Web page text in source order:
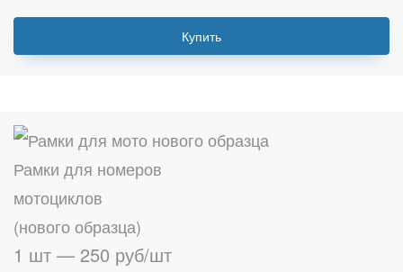
Купить
Рамки для номеров
мотоциклов
(нового образца)
1 шт — 250 руб/шт